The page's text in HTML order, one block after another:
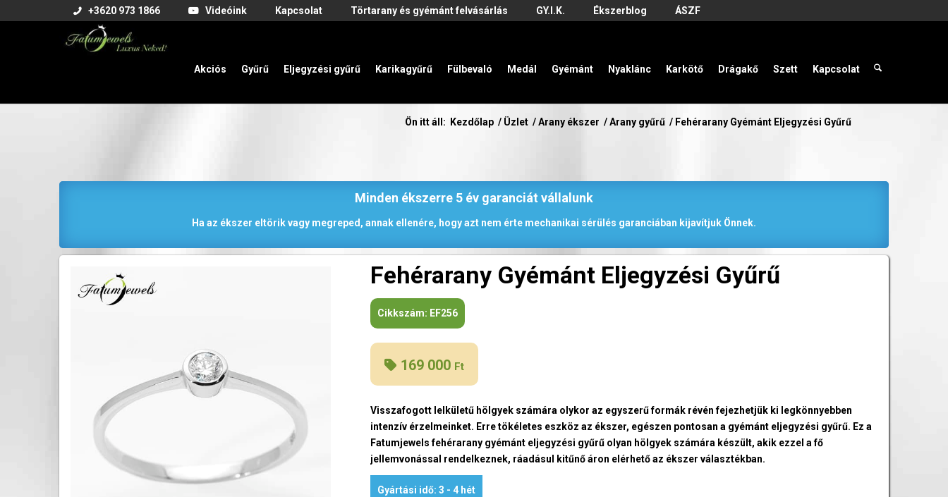
+3620 973 1866 Videóink Kapcsolat Törtarany és gyémánt felvásárlás GY.I.K. Ékszerblog ÁSZF
Akciós Gyűrű Eljegyzési gyűrű Karikagyűrű Fülbevaló Medál Gyémánt Nyaklánc Karkötő Drágakő Szett Kapcsolat
Ön itt áll: Kezdőlap / Üzlet / Arany ékszer / Arany gyűrű / Fehérarany Gyémánt Eljegyzési Gyűrű
Minden ékszerre 5 év garanciát vállalunk
Ha az ékszer eltörik vagy megreped, annak ellenére, hogy azt nem érte mechanikai sérülés garanciában kijavítjuk Önnek.
Fehérarany Gyémánt Eljegyzési Gyűrű
Cikkszám: EF256
169 000 Ft
Visszafogott lelkületű hölgyek számára olykor az egyszerű formák révén fejezhetjük ki legkönnyebben
intenzív érzelmeinket. Erre tökéletes eszköz az ékszer, egészen pontosan a gyémánt eljegyzési gyűrű. Ez a
Fatumjewels fehérarany gyémánt eljegyzési gyűrű olyan hölgyek számára készült, akik ezzel a fő
jellemvonással rendelkeznek, ráadásul kitűnő áron elérhető az ékszer választékban.
Gyártási idő: 3 - 4 hét